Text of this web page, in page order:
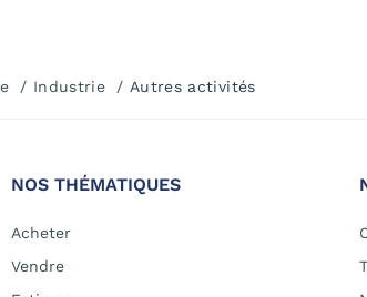
Industrie Autres activités
NOS THÉMATIQUES
Acheter
Vendre